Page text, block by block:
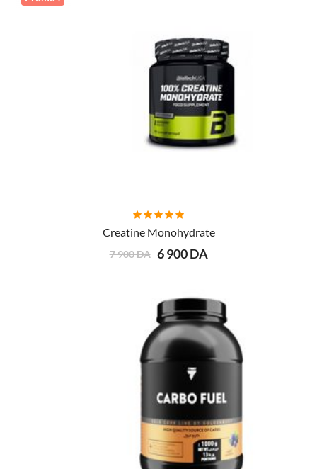
AJOUTER AU PANIER
Creatine Monohydrate
7 900 DA 6 900 DA